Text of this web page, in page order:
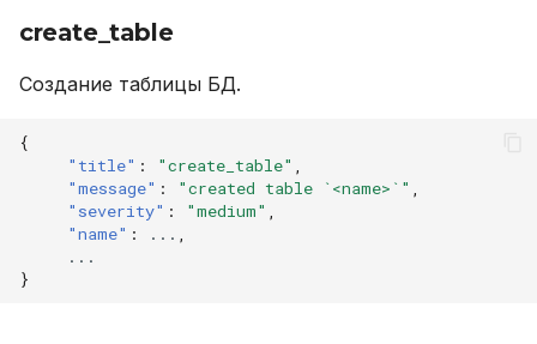
create_table
Создание таблицы БД.
{
"title" : "create_table"
"message" : "created table `<name>`"
"severity" : "medium"
"name" : ...
...
}